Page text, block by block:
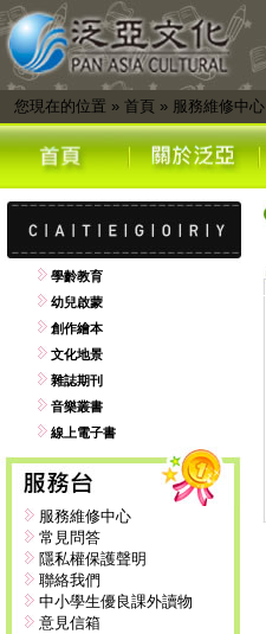
您現在的位置 » 首頁 » 服務維修中心
學齡教育
幼兒啟蒙
創作繪本
文化地景
雜誌期刊
音樂叢書
線上電子書
服務維修中心
常見問答
隱私權保護聲明
聯絡我們
中小學生優良課外讀物
意見信箱